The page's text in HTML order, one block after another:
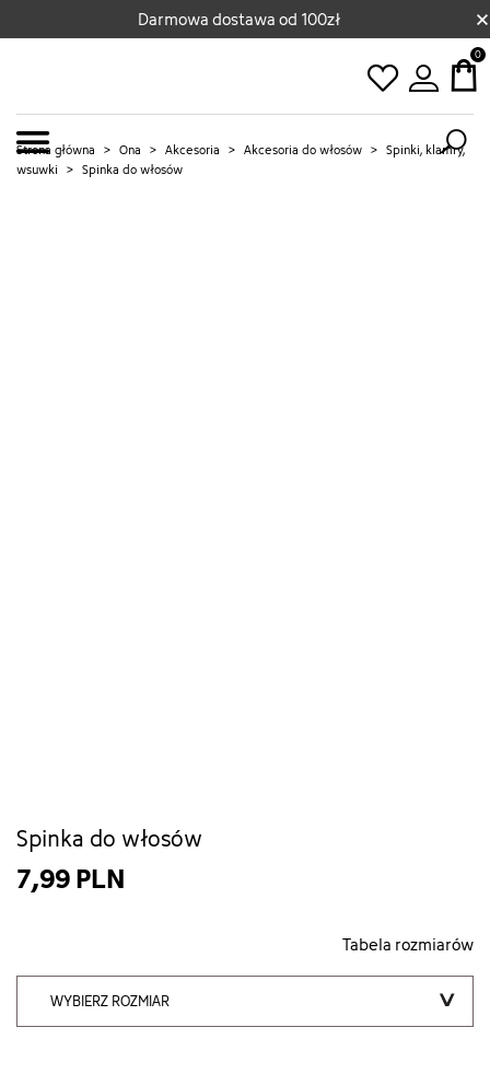
Darmowa dostawa od 100zł ×
0
Strona główna > Ona > Akcesoria > Akcesoria do włosów > Spinki, klamry,
wsuwki > Spinka do włosów
Spinka do włosów
7,99 PLN
Tabela rozmiarów
WYBIERZ ROZMIAR